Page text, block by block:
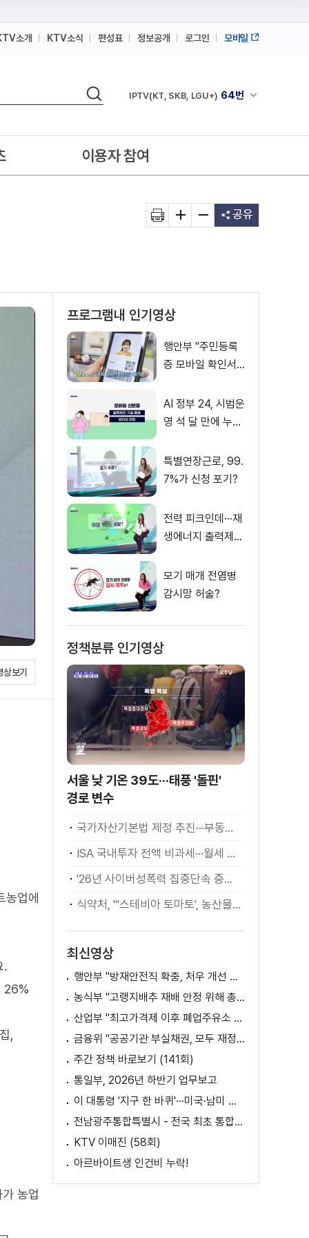
소개 KTV소식 편성표 정보공개 로그인 모바일
검색 채널안내 펼쳐
IPTV(KT, SKB, LGU+) 64번
IPTV(KT, SKB, LGU+)
이용자 참여
공유
보기
업에
.
26%
,
농업
프로그램내 인기영상
행안부 "주민등록
증 모바일 확인서
검증으로 손쉽게
확인"
AI 정부 24, 시범운
영 석 달 만에 누적
명 넘어
특별연장근로, 99.
7%가 신청 포기?
전력 피크인데···재
생에너지 출력제어
모기 매개 전염병
감시망 허술?
정책분류 인기영상
서울 낮 기온 39도···태풍 '돌핀'
경로 변수
국가자산기본법 제정 추진···부동산·주식 등 통합 관리
ISA 국내투자 전액 비과세···월세 세액공제 확대
'26년 사이버성폭력 집중단속 중간성과 발표···향후 추진계획은?
식약처, "'스테비아 토마토', 농산물 아닌 가공식품"
최신영상
행안부 "방재안전직 확충, 처우 개선 등 위한 제도개선 추진"
농식부 "고랭지배추 재배 안정 위해 총력···배추가격 점차 안정세"
산업부 "최고가격제 이후 폐업주유소 증가? 사실 아냐"
금융위 "공공기관 부실채권, 모두 재정으로 보전되는 것 아냐"
주간 정책 바로보기 (141회)
통일부, 2026년 하반기 업무보고
이 대통령 '지구 한 바퀴'···미국·남미 순방 성과는? / AX 대전환의 시대! 국민 위한 적극 행정은?
전남광주통합특별시 - 전국 최초 통합돌봄 모델
KTV 이매진 (58회)
아르바이트생 인건비 누락!